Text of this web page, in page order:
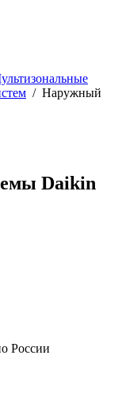
/ Наружный
Daikin
России